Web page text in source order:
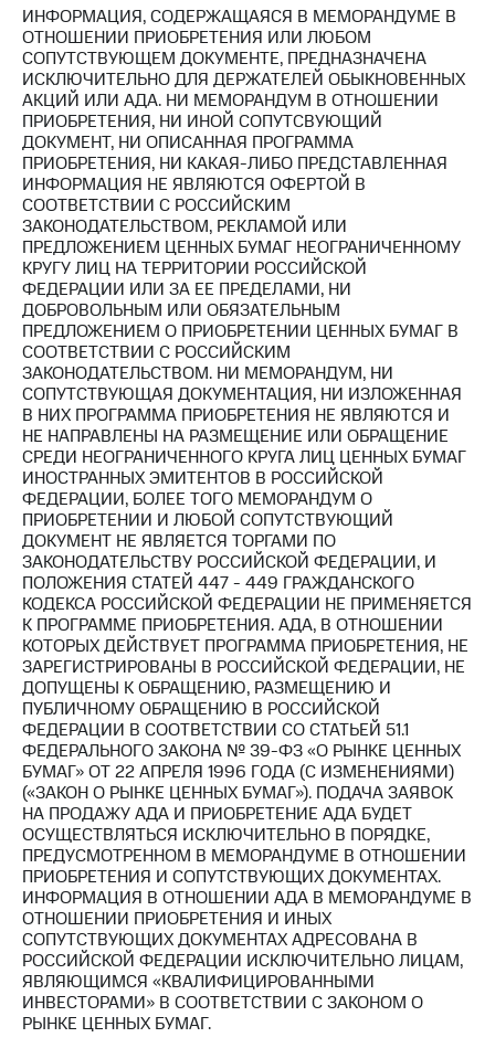
Интервью
Финансовая
отчетность
Контакты
Новости
в
регионе
и акционерам
Корпоративное
управление
Корпоративный
секретарь
Раскрытие
информации
Информация
акционерам
Документы
ПАО
"МТС"
Собрания
акционеров
Личный
кабинет
акционера
Акционерный
капитал
Контроль
и
аудит
Рынок
акций
Описание
Программа
приобретения
Порядок
выкупа
акций
Дивиденды
Рынок
облигаций
Описание
Еврооблигации-2023
ИНФОРМАЦИЯ, СОДЕРЖАЩАЯСЯ В МЕМОРАНДУМЕ В
ОТНОШЕНИИ ПРИОБРЕТЕНИЯ ИЛИ ЛЮБОМ
СОПУТСТВУЮЩЕМ ДОКУМЕНТЕ, ПРЕДНАЗНАЧЕНА
ИСКЛЮЧИТЕЛЬНО ДЛЯ ДЕРЖАТЕЛЕЙ ОБЫКНОВЕННЫХ
АКЦИЙ ИЛИ АДА. НИ МЕМОРАНДУМ В ОТНОШЕНИИ
ПРИОБРЕТЕНИЯ, НИ ИНОЙ СОПУТСВУЮЩИЙ
ДОКУМЕНТ, НИ ОПИСАННАЯ ПРОГРАММА
ПРИОБРЕТЕНИЯ, НИ КАКАЯ-ЛИБО ПРЕДСТАВЛЕННАЯ
ИНФОРМАЦИЯ НЕ ЯВЛЯЮТСЯ ОФЕРТОЙ В
СООТВЕТСТВИИ С РОССИЙСКИМ
ЗАКОНОДАТЕЛЬСТВОМ, РЕКЛАМОЙ ИЛИ
ПРЕДЛОЖЕНИЕМ ЦЕННЫХ БУМАГ НЕОГРАНИЧЕННОМУ
КРУГУ ЛИЦ НА ТЕРРИТОРИИ РОССИЙСКОЙ
ФЕДЕРАЦИИ ИЛИ ЗА ЕЕ ПРЕДЕЛАМИ, НИ
ДОБРОВОЛЬНЫМ ИЛИ ОБЯЗАТЕЛЬНЫМ
ПРЕДЛОЖЕНИЕМ О ПРИОБРЕТЕНИИ ЦЕННЫХ БУМАГ В
СООТВЕТСТВИИ С РОССИЙСКИМ
ЗАКОНОДАТЕЛЬСТВОМ. НИ МЕМОРАНДУМ, НИ
СОПУТСТВУЮЩАЯ ДОКУМЕНТАЦИЯ, НИ ИЗЛОЖЕННАЯ
В НИХ ПРОГРАММА ПРИОБРЕТЕНИЯ НЕ ЯВЛЯЮТСЯ И
НЕ НАПРАВЛЕНЫ НА РАЗМЕЩЕНИЕ ИЛИ ОБРАЩЕНИЕ
СРЕДИ НЕОГРАНИЧЕННОГО КРУГА ЛИЦ ЦЕННЫХ БУМАГ
ИНОСТРАННЫХ ЭМИТЕНТОВ В РОССИЙСКОЙ
ФЕДЕРАЦИИ, БОЛЕЕ ТОГО МЕМОРАНДУМ О
ПРИОБРЕТЕНИИ И ЛЮБОЙ СОПУТСТВУЮЩИЙ
ДОКУМЕНТ НЕ ЯВЛЯЕТСЯ ТОРГАМИ ПО
ЗАКОНОДАТЕЛЬСТВУ РОССИЙСКОЙ ФЕДЕРАЦИИ, И
ПОЛОЖЕНИЯ СТАТЕЙ 447 - 449 ГРАЖДАНСКОГО
КОДЕКСА РОССИЙСКОЙ ФЕДЕРАЦИИ НЕ ПРИМЕНЯЕТСЯ
К ПРОГРАММЕ ПРИОБРЕТЕНИЯ. АДА, В ОТНОШЕНИИ
КОТОРЫХ ДЕЙСТВУЕТ ПРОГРАММА ПРИОБРЕТЕНИЯ, НЕ
ЗАРЕГИСТРИРОВАНЫ В РОССИЙСКОЙ ФЕДЕРАЦИИ, НЕ
ДОПУЩЕНЫ К ОБРАЩЕНИЮ, РАЗМЕЩЕНИЮ И
ПУБЛИЧНОМУ ОБРАЩЕНИЮ В РОССИЙСКОЙ
ФЕДЕРАЦИИ В СООТВЕТСТВИИ СО СТАТЬЕЙ 51.1
ФЕДЕРАЛЬНОГО ЗАКОНА № 39-ФЗ «О РЫНКЕ ЦЕННЫХ
БУМАГ» ОТ 22 АПРЕЛЯ 1996 ГОДА (С ИЗМЕНЕНИЯМИ)
(«ЗАКОН О РЫНКЕ ЦЕННЫХ БУМАГ»). ПОДАЧА ЗАЯВОК
НА ПРОДАЖУ АДА И ПРИОБРЕТЕНИЕ АДА БУДЕТ
ОСУЩЕСТВЛЯТЬСЯ ИСКЛЮЧИТЕЛЬНО В ПОРЯДКЕ,
ПРЕДУСМОТРЕННОМ В МЕМОРАНДУМЕ В ОТНОШЕНИИ
ПРИОБРЕТЕНИЯ И СОПУТСТВУЮЩИХ ДОКУМЕНТАХ.
ИНФОРМАЦИЯ В ОТНОШЕНИИ АДА В МЕМОРАНДУМЕ В
ОТНОШЕНИИ ПРИОБРЕТЕНИЯ И ИНЫХ
СОПУТСТВУЮЩИХ ДОКУМЕНТАХ АДРЕСОВАНА В
РОССИЙСКОЙ ФЕДЕРАЦИИ ИСКЛЮЧИТЕЛЬНО ЛИЦАМ,
ЯВЛЯЮЩИМСЯ «КВАЛИФИЦИРОВАННЫМИ
ИНВЕСТОРАМИ» В СООТВЕТСТВИИ С ЗАКОНОМ О
РЫНКЕ ЦЕННЫХ БУМАГ.